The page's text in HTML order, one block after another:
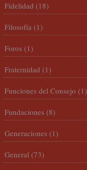
Fidelidad (18)
Filosofía (1)
Foros (1)
Fraternidad (1)
Funciones del Consejo (1)
Fundaciones (8)
Generaciones (1)
General (73)